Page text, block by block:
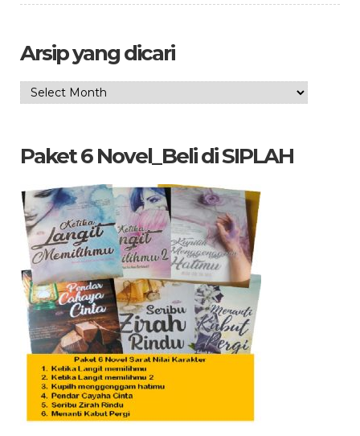
Arsip yang dicari
Arsip
Paket 6 Novel_Beli di SIPLAH